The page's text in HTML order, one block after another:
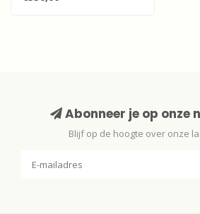
Welgelegen, Zwij..
Abonneer je op onze
Blijf op de hoogte over onze